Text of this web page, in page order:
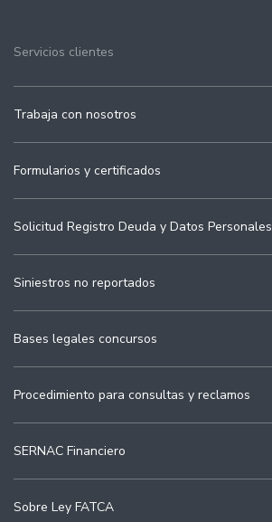
Servicios clientes
Trabaja con nosotros
Formularios y certificados
Solicitud Registro Deuda y Datos Personales
Siniestros no reportados
Bases legales concursos
Procedimiento para consultas y reclamos
SERNAC Financiero
Sobre Ley FATCA